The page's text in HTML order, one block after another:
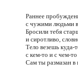
Раннее
с чужими людьми
Бросили тебя
и сиротливо,
Тело везешь
с кем-то и с чем-
Сам ты размазан в